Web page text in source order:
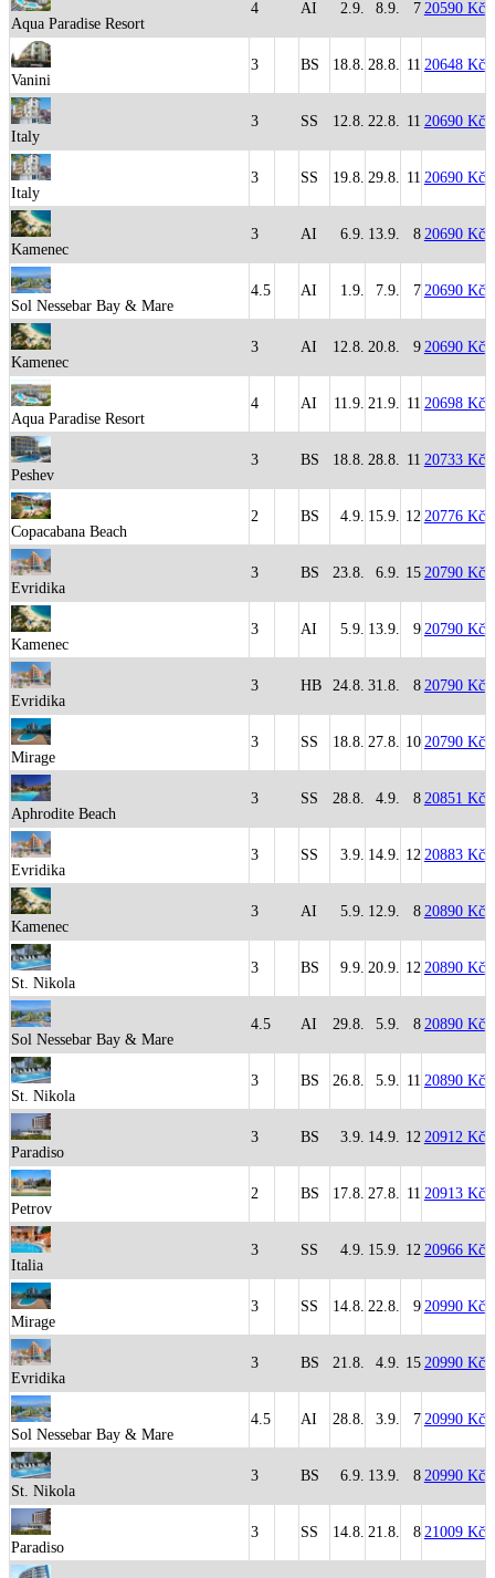
Aqua Paradise Resort
4 AI 2.9. 8.9. 7 20590 Kč
Vanini
3 BS 18.8. 28.8. 11 20648 Kč
Italy
3 SS 12.8. 22.8. 11 20690 Kč
Italy
3 SS 19.8. 29.8. 11 20690 Kč
Kamenec
3 AI 6.9. 13.9. 8 20690 Kč
Sol Nessebar Bay & Mare
4.5 AI 1.9. 7.9. 7 20690 Kč
Kamenec
3 AI 12.8. 20.8. 9 20690 Kč
Aqua Paradise Resort
4 AI 11.9. 21.9. 11 20698 Kč
Peshev
3 BS 18.8. 28.8. 11 20733 Kč
Copacabana Beach
2 BS 4.9. 15.9. 12 20776 Kč
Evridika
3 BS 23.8. 6.9. 15 20790 Kč
Kamenec
3 AI 5.9. 13.9. 9 20790 Kč
Evridika
3 HB 24.8. 31.8. 8 20790 Kč
Mirage
3 SS 18.8. 27.8. 10 20790 Kč
Aphrodite Beach
3 SS 28.8. 4.9. 8 20851 Kč
Evridika
3 SS 3.9. 14.9. 12 20883 Kč
Kamenec
3 AI 5.9. 12.9. 8 20890 Kč
St. Nikola
3 BS 9.9. 20.9. 12 20890 Kč
Sol Nessebar Bay & Mare
4.5 AI 29.8. 5.9. 8 20890 Kč
St. Nikola
3 BS 26.8. 5.9. 11 20890 Kč
Paradiso
3 BS 3.9. 14.9. 12 20912 Kč
Petrov
2 BS 17.8. 27.8. 11 20913 Kč
Italia
3 SS 4.9. 15.9. 12 20966 Kč
Mirage
3 SS 14.8. 22.8. 9 20990 Kč
Evridika
3 BS 21.8. 4.9. 15 20990 Kč
Sol Nessebar Bay & Mare
4.5 AI 28.8. 3.9. 7 20990 Kč
St. Nikola
3 BS 6.9. 13.9. 8 20990 Kč
Paradiso
3 SS 14.8. 21.8. 8 21009 Kč